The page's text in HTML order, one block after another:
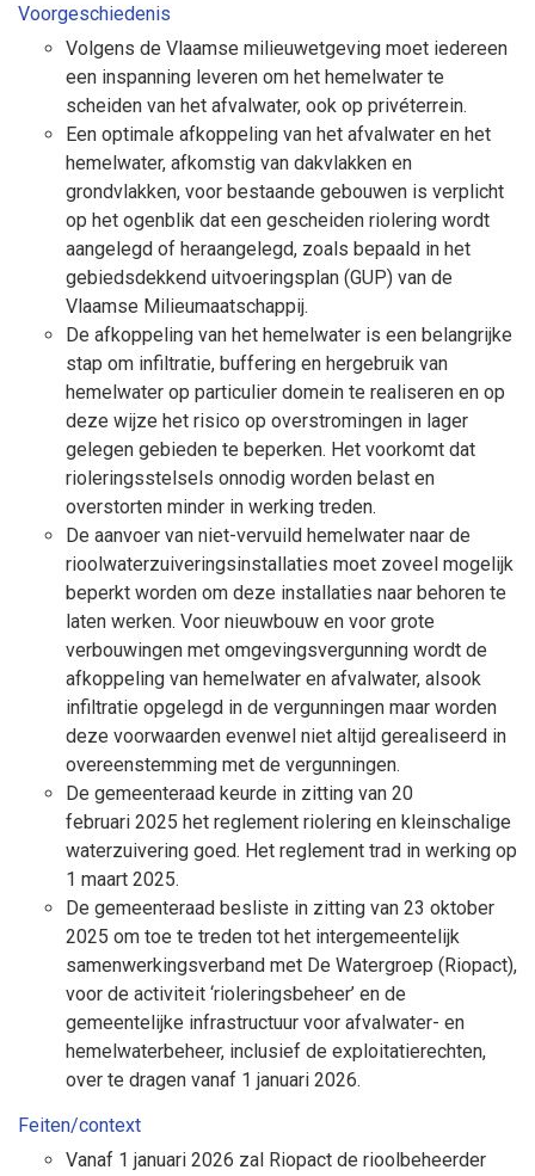
Voorgeschiedenis
Volgens de Vlaamse milieuwetgeving moet iedereen
een inspanning leveren om het hemelwater te
scheiden van het afvalwater, ook op privéterrein.
Een optimale afkoppeling van het afvalwater en het
hemelwater, afkomstig van dakvlakken en
grondvlakken, voor bestaande gebouwen is verplicht
op het ogenblik dat een gescheiden riolering wordt
aangelegd of heraangelegd, zoals bepaald in het
gebiedsdekkend uitvoeringsplan (GUP) van de
Vlaamse Milieumaatschappij.
De afkoppeling van het hemelwater is een belangrijke
stap om infiltratie, buffering en hergebruik van
hemelwater op particulier domein te realiseren en op
deze wijze het risico op overstromingen in lager
gelegen gebieden te beperken. Het voorkomt dat
rioleringsstelsels onnodig worden belast en
overstorten minder in werking treden.
De aanvoer van niet-vervuild hemelwater naar de
rioolwaterzuiveringsinstallaties moet zoveel mogelijk
beperkt worden om deze installaties naar behoren te
laten werken. Voor nieuwbouw en voor grote
verbouwingen met omgevingsvergunning wordt de
afkoppeling van hemelwater en afvalwater, alsook
infiltratie opgelegd in de vergunningen maar worden
deze voorwaarden evenwel niet altijd gerealiseerd in
overeenstemming met de vergunningen.
De gemeenteraad keurde in zitting van 20
februari 2025 het reglement riolering en kleinschalige
waterzuivering goed. Het reglement trad in werking op
1 maart 2025.
De gemeenteraad besliste in zitting van 23 oktober
2025 om toe te treden tot het intergemeentelijk
samenwerkingsverband met De Watergroep (Riopact),
voor de activiteit ‘rioleringsbeheer’ en de
gemeentelijke infrastructuur voor afvalwater- en
hemelwaterbeheer, inclusief de exploitatierechten,
over te dragen vanaf 1 januari 2026.
Feiten/context
Vanaf 1 januari 2026 zal Riopact de rioolbeheerder